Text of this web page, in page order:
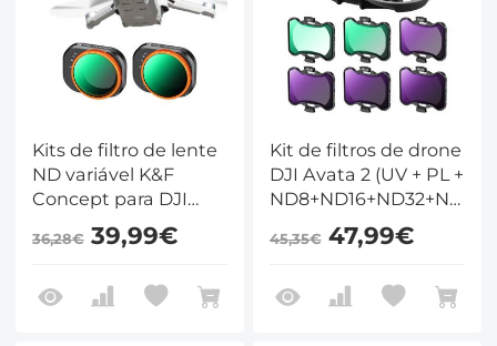
Kits de filtro de lente
ND variável K&F
Concept para DJI
Mini 4 Pro 2 Pack
ND2-32 (1-5 pontos) +
com 28 camadas de
36,28€39,99€
Kit de filtros de drone
DJI Avata 2 (UV + PL +
ND8+ND16+ND32+ND64)
6 pacotes
compatíveis com DJI
drone com 28
45,35€47,99€